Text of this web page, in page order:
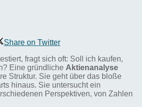
Share on Twitter
fragt sich oft: Soll ich kaufen,
Eine gründliche Aktienanalyse
Struktur. Sie geht über das bloße
hinaus. Sie untersucht ein
Perspektiven, von Zahlen